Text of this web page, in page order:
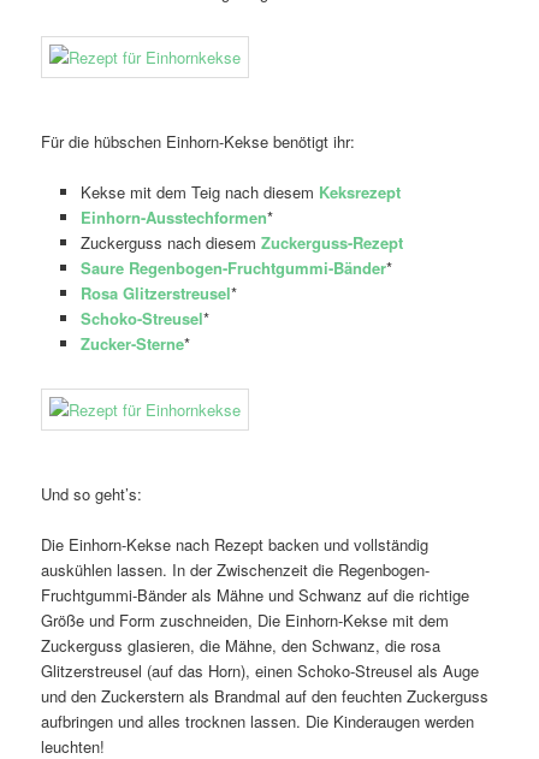
Für die hübschen Einhorn-Kekse benötigt ihr:
Kekse mit dem Teig nach diesem Keksrezept
Einhorn-Ausstechformen*
Zuckerguss nach diesem Zuckerguss-Rezept
Saure Regenbogen-Fruchtgummi-Bänder*
Rosa Glitzerstreusel*
Schoko-Streusel*
Zucker-Sterne*
Und so geht’s:
Die Einhorn-Kekse nach Rezept backen und vollständig
auskühlen lassen. In der Zwischenzeit die Regenbogen-
Fruchtgummi-Bänder als Mähne und Schwanz auf die richtige
Größe und Form zuschneiden, Die Einhorn-Kekse mit dem
Zuckerguss glasieren, die Mähne, den Schwanz, die rosa
Glitzerstreusel (auf das Horn), einen Schoko-Streusel als Auge
und den Zuckerstern als Brandmal auf den feuchten Zuckerguss
aufbringen und alles trocknen lassen. Die Kinderaugen werden
leuchten!